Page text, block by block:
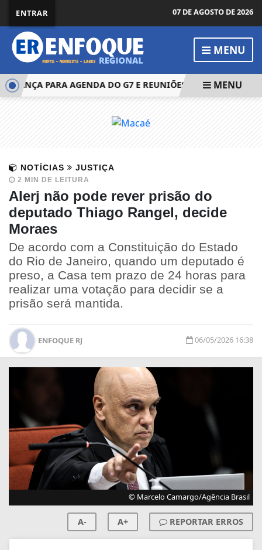
ENTRAR 07 DE AGOSTO DE 2026
MENU
PARA AGENDA DO G7 E REUNIÕES BILATERAISMENU
NOTÍCIAS JUSTIÇA
2 MIN DE LEITURA
Alerj não pode rever prisão do
deputado Thiago Rangel, decide
Moraes
De acordo com a Constituição do Estado
do Rio de Janeiro, quando um deputado é
preso, a Casa tem prazo de 24 horas para
realizar uma votação para decidir se a
prisão será mantida.
ENFOQUE RJ 06/05/2026 16:38
© Marcelo Camargo/Agência Brasil
A- A+ REPORTAR ERROS